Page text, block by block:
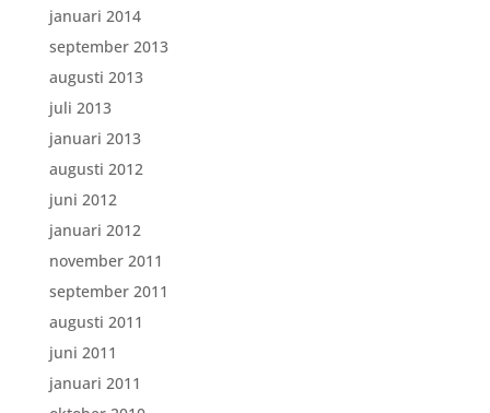
januari 2014
september 2013
augusti 2013
juli 2013
januari 2013
augusti 2012
juni 2012
januari 2012
november 2011
september 2011
augusti 2011
juni 2011
januari 2011